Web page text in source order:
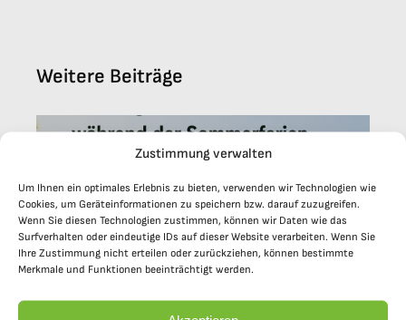
Zustimmung verwalten
Um Ihnen ein optimales Erlebnis zu bieten, verwenden wir Technologien wie
Cookies, um Geräteinformationen zu speichern bzw. darauf zuzugreifen.
Wenn Sie diesen Technologien zustimmen, können wir Daten wie das
Surfverhalten oder eindeutige IDs auf dieser Website verarbeiten. Wenn Sie
Ihre Zustimmung nicht erteilen oder zurückziehen, können bestimmte
Merkmale und Funktionen beeinträchtigt werden.
Weitere Beiträge
Schöne Ferien!